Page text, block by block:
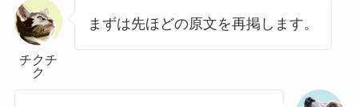
チクチ
ク
まずは先ほどの原文を再掲します。